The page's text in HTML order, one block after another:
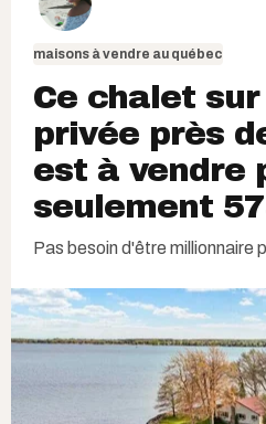
maisons à vendre au québec
Ce chalet
privée près
est à vendre
seulement
Pas besoin d'être millionnaire